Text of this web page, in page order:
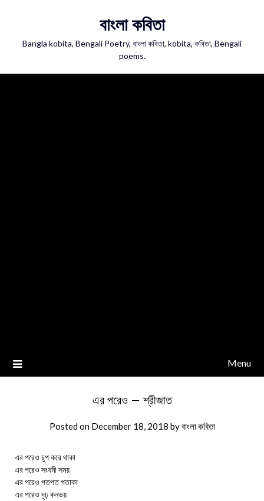
বাংলা কবিতা
Bangla kobita, Bengali Poetry, বাংলা কবিতা, kobita, কবিতা, Bengali
poems.
Menu
এর পরেও – শ্রীজাত
Posted on December 18, 2018 byবাংলা কবিতা
এর পরেও চুপ করে থাকা
এর পরেও সংযমী সময়
এর পরেও পতপত পতাকা
এর পরেও দৃঢ় কনভয়